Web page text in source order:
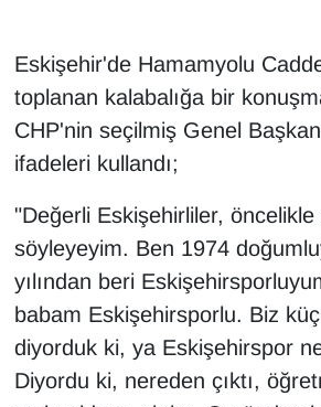
Eskişehir'de Hamamyolu
toplanan kalabalığa bir
CHP'nin seçilmiş Genel
ifadeleri kullandı;
"Değerli Eskişehirliler, öncelikle
söyleyeyim. Ben 1974
yılından beri
babam Eskişehirsporlu. Biz
diyorduk ki, ya Eskişehirspor
Diyordu ki, nereden çıktı,